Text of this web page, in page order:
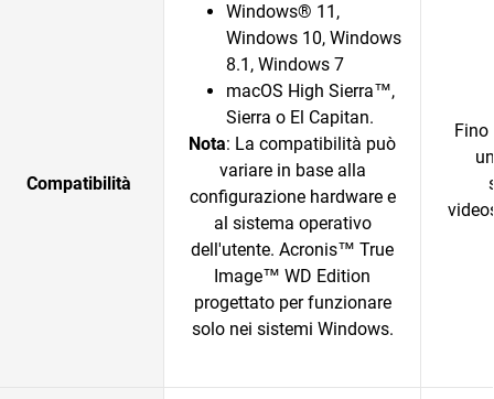
Compatibilità
Windows® 11,
Windows 10, Windows
8.1, Windows 7
macOS High Sierra™,
Sierra o El Capitan.
Nota: La compatibilità può
variare in base alla
configurazione hardware e
al sistema operativo
dell'utente. Acronis™ True
Image™ WD Edition
progettato per funzionare
solo nei sistemi Windows.
Fino